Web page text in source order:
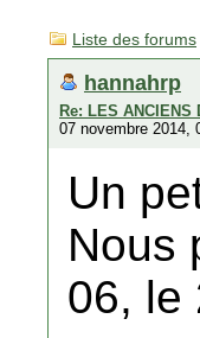
Liste des forums
hannahrp
Re: LES ANCIENS
07 novembre 2014,
Un
Nous
06, le